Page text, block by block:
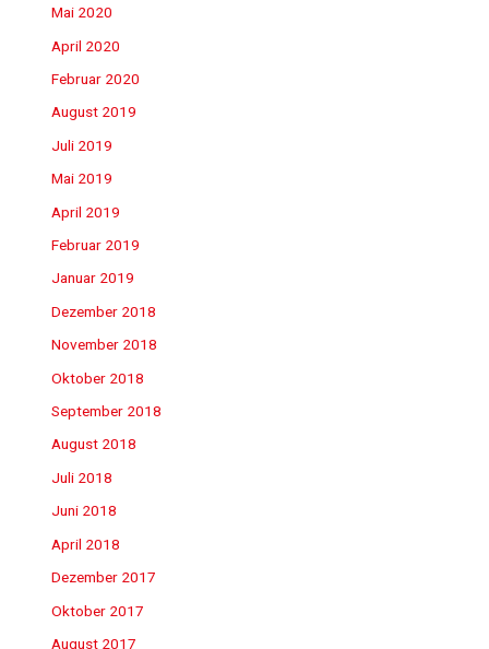
Mai 2020
April 2020
Februar 2020
August 2019
Juli 2019
Mai 2019
April 2019
Februar 2019
Januar 2019
Dezember 2018
November 2018
Oktober 2018
September 2018
August 2018
Juli 2018
Juni 2018
April 2018
Dezember 2017
Oktober 2017
August 2017